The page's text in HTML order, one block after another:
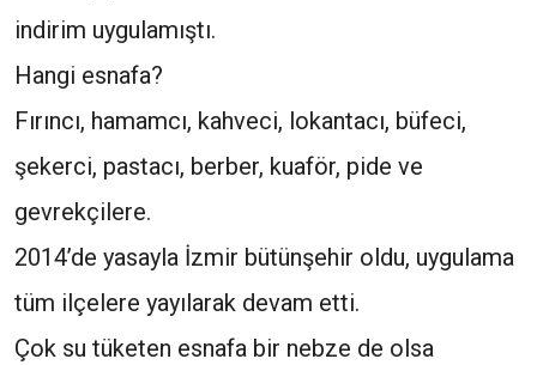
indirim uygulamıştı.
Hangi esnafa?
Fırıncı, hamamcı, kahveci, lokantacı, büfeci,
şekerci, pastacı, berber, kuaför, pide ve
gevrekçilere.
2014’de yasayla İzmir bütünşehir oldu, uygulama
tüm ilçelere yayılarak devam etti.
Çok su tüketen esnafa bir nebze de olsa